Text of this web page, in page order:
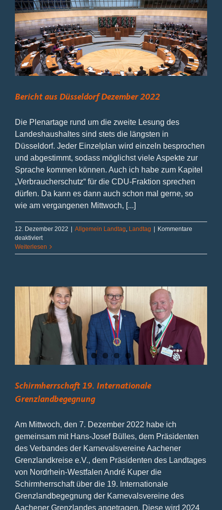
60
Minuten
Bericht aus Düsseldorf Dezember 2022
Die Plenartage rund um die zweite Lesung des
Landeshaushaltes sind stets die längsten in
Düsseldorf. Jeder Einzelplan wird einzeln besprochen
und abgestimmt, sodass möglichst viele Aspekte zur
Sprache kommen können. Auch ich habe zum Kapitel
„Verbraucherschutz“ für die CDU-Fraktion sprechen
dürfen. Da kann es dann auch schon mal gerne, so
wie am vergangenen Mittwoch, [...]
12. Dezember 2022 Allgemein Landtag, Landtag
Kommentare
deaktiviertfür
Bericht
aus
Weiterlesen
Schirmherrschaft 19. Internationale
Grenzlandbegegnung
Am Mittwoch, den 7. Dezember 2022 habe ich
gemeinsam mit Hans-Josef Bülles, dem Präsidenten
des Verbandes der Karnevalsvereine Aachener
Grenzlandkreise e.V., dem Präsidenten des Landtages
von Nordrhein-Westfalen André Kuper die
Schirmherrschaft über die 19. Internationale
Grenzlandbegegnung der Karnevalsvereine des
Aachener Grenzlandes angetragen. Diese wird 2024